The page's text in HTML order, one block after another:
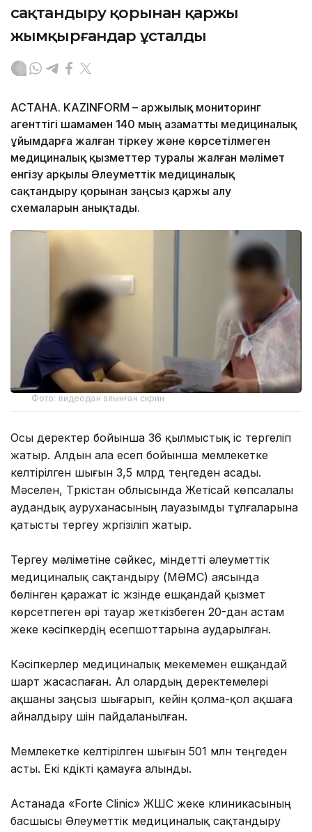
сақтандыру қорынан қаржы
жымқырғандар ұсталды
АСТАНА. KAZINFORM – Қаржылық мониторинг
агенттігі шамамен 140 мың азаматты медициналық
ұйымдарға жалған тіркеу және көрсетілмеген
медициналық қызметтер туралы жалған мәлімет
енгізу арқылы Әлеуметтік медициналық
сақтандыру қорынан заңсыз қаржы алу
схемаларын анықтады.
Фото: видеодан алынған скрин
Осы деректер бойынша 36 қылмыстық іс тергеліп
жатыр. Алдын ала есеп бойынша мемлекетке
келтірілген шығын 3,5 млрд теңгеден асады.
Мәселен, Түркістан облысында Жетісай көпсалалы
аудандық ауруханасының лауазымды тұлғаларына
қатысты тергеу жүргізіліп жатыр.
Тергеу мәліметіне сәйкес, міндетті әлеуметтік
медициналық сақтандыру (МӘМС) аясында
бөлінген қаражат іс жүзінде ешқандай қызмет
көрсетпеген әрі тауар жеткізбеген 20-дан астам
жеке кәсіпкердің есепшоттарына аударылған.
Кәсіпкерлер медициналық мекемемен ешқандай
шарт жасаспаған. Ал олардың деректемелері
ақшаны заңсыз шығарып, кейін қолма-қол ақшаға
айналдыру үшін пайдаланылған.
Мемлекетке келтірілген шығын 501 млн теңгеден
асты. Екі күдікті қамауға алынды.
Астанада «Forte Clinic» ЖШС жеке клиникасының
басшысы Әлеуметтік медициналық сақтандыру